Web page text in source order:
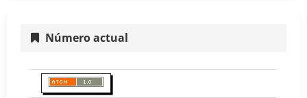
Número actual